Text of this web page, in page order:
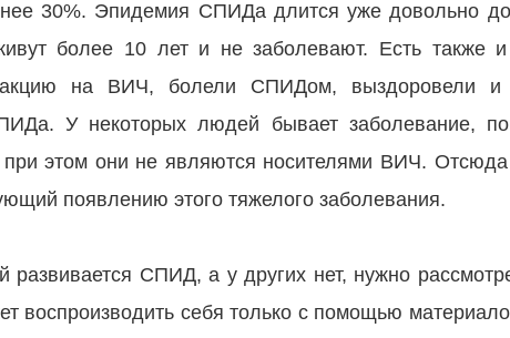
30%. Эпидемия СПИДа длится уже довольно
более 10 лет и не заболевают. Есть также и
на ВИЧ, болели СПИДом, выздоровели и
У некоторых людей бывает заболевание,
этом они не являются носителями ВИЧ. Отсюда
появлению этого тяжелого заболевания.
СПИД, а у других нет, нужно
воспроизводить себя только с помощью